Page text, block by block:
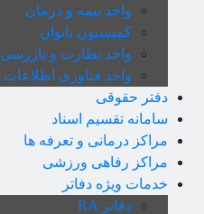
واحد بیمه و درمان
کمیسیون بانوان
واحد نظارت و بازرسی
واحد فناوری اطلاعات
دفتر حقوقی
سامانه تقسیم اسناد
مراکز درمانی و تعرفه ها
مراکز رفاهی ورزشی
خدمات ویژه دفاتر
دفاتر RA